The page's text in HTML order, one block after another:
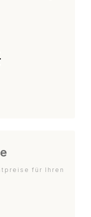
für Ihren